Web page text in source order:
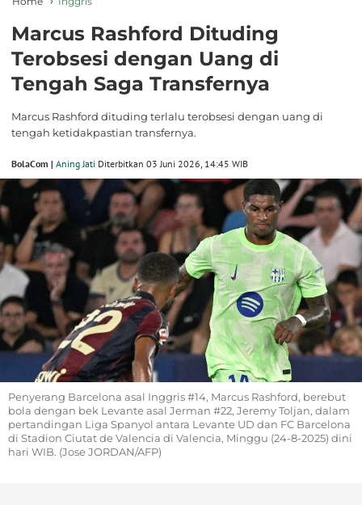
Marcus Rashford Dituding
Terobsesi dengan Uang di
Tengah Saga Transfernya
Marcus Rashford dituding terlalu terobsesi dengan uang di
tengah ketidakpastian transfernya.
BolaCom | Aning Jati Diterbitkan 03 Juni 2026, 14:45 WIB
Penyerang Barcelona asal Inggris #14, Marcus Rashford, berebut
bola dengan bek Levante asal Jerman #22, Jeremy Toljan, dalam
pertandingan Liga Spanyol antara Levante UD dan FC Barcelona
di Stadion Ciutat de Valencia di Valencia, Minggu (24-8-2025) dini
hari WIB. (Jose JORDAN/AFP)